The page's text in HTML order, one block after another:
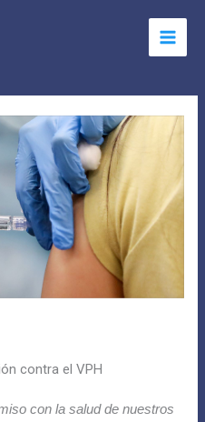
Main
Menu
contra el VPH
con la salud de nuestros